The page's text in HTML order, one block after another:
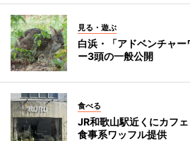
見る・遊ぶ
白浜・「アドベンチャ
ー3頭の一般公開
食べる
JR和歌山駅近くにカフ
食事系ワッフル提供